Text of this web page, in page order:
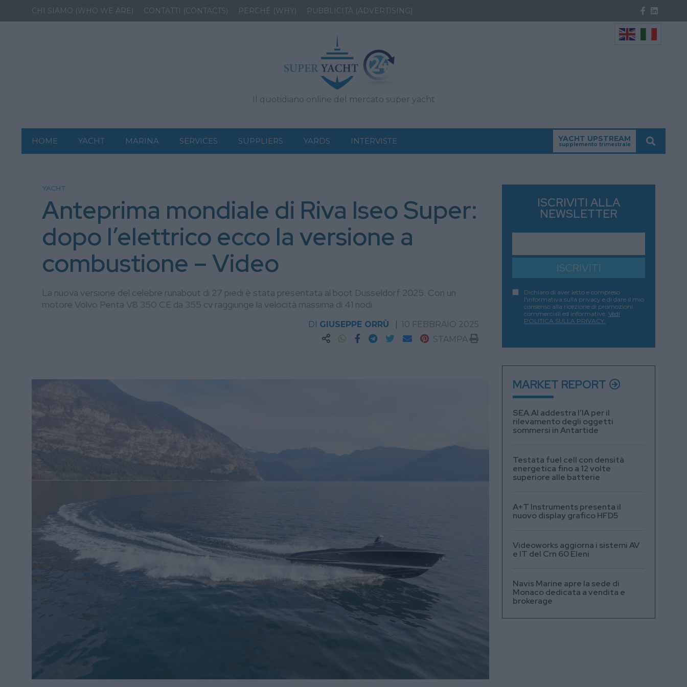
CHI SIAMO (WHO WE ARE) CONTATTI (CONTACTS) PERCHÉ (WHY) PUBBLICITÀ (ADVERTISING)
Il quotidiano online del mercato super yacht
HOME YACHT MARINA SERVICES SUPPLIERS YARDS INTERVISTE YACHT UPSTREAM
supplemento trimestrale
YACHT
Anteprima mondiale di Riva Iseo Super:
dopo l’elettrico ecco la versione a
combustione – Video
La nuova versione del celebre runabout di 27 piedi è stata presentata al boot Düsseldorf 2025. Con un
motore Volvo Penta V8 350 CE da 355 cv raggiunge la velocità massima di 41 nodi
DI GIUSEPPE ORRÙ
10 FEBBRAIO 2025
STAMPA
ISCRIVITI ALLA
NEWSLETTER
ISCRIVITI
Dichiaro di aver letto e compreso
l'informativa sulla privacy e di dare il mio
consenso alla ricezione di promozioni
commerciali ed informative. Vedi
POLITICA SULLA PRIVACY.
MARKET REPORT
SEA.AI addestra l’IA per il
rilevamento degli oggetti
sommersi in Antartide
Testata fuel cell con densità
energetica fino a 12 volte
superiore alle batterie
A+T Instruments presenta il
nuovo display grafico HFD5
Videoworks aggiorna i sistemi AV
e IT del Crn 60 Eleni
Navis Marine apre la sede di
Monaco dedicata a vendita e
brokerage